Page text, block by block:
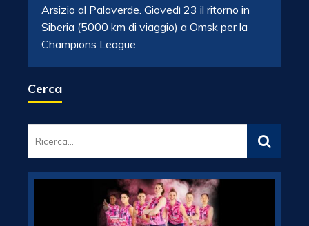
Arsizio al Palaverde. Giovedì 23 il ritorno in
Siberia (5000 km di viaggio) a Omsk per la
Champions League.
Cerca